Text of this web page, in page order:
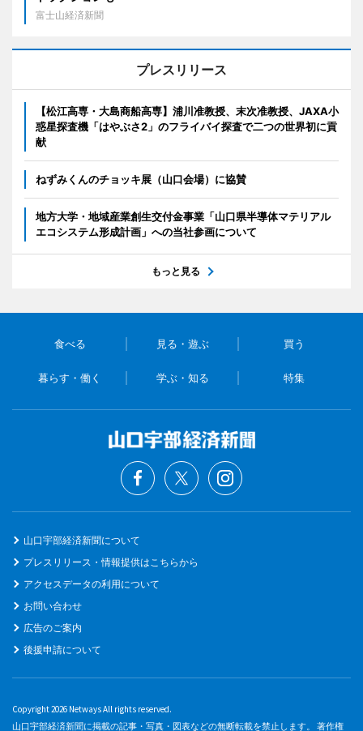
富士山経済新聞
プレスリリース
【松江高専・大島商船高専】浦川准教授、末次准教授、JAXA小
惑星探査機「はやぶさ2」のフライバイ探査で二つの世界初に貢
献
ねずみくんのチョッキ展（山口会場）に協賛
地方大学・地域産業創生交付金事業「山口県半導体マテリアル
エコシステム形成計画」への当社参画について
もっと見る
食べる 見る・遊ぶ 買う
暮らす・働く 学ぶ・知る 特集
山口宇部経済新聞について
プレスリリース・情報提供はこちらから
アクセスデータの利用について
お問い合わせ
広告のご案内
後援申請について
Copyright 2026 Netways All rights reserved.
山口宇部経済新聞に掲載の記事・写真・図表などの無断転載を禁止します。 著作権